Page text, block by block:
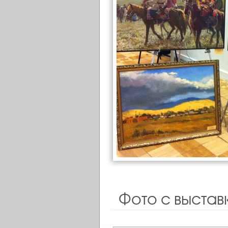
Фото с